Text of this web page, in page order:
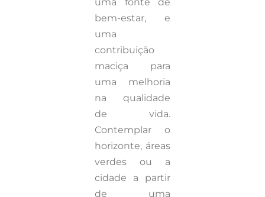
bem-estar, e
uma
contribuição
maciça para
uma melhoria
na qualidade
de vida.
Contemplar o
horizonte, áreas
verdes ou a
cidade a partir
de uma